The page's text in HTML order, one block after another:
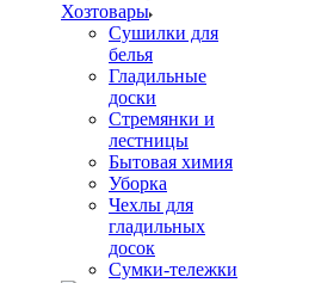
Хозтовары
Сушилки для
белья
Гладильные
доски
Стремянки и
лестницы
Бытовая химия
Уборка
Чехлы для
гладильных
досок
Сумки-тележки